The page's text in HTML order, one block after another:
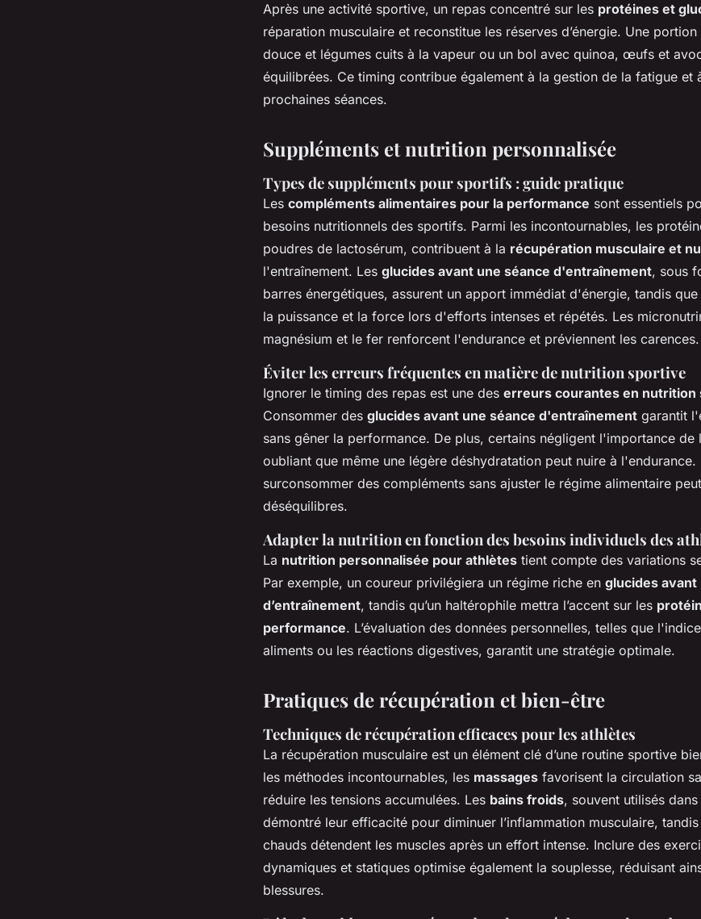
Après une activité sportive, un repas concentré sur les protéines et
réparation musculaire et reconstitue les réserves d’énergie. Une
douce et légumes cuits à la vapeur ou un bol avec quinoa, œufs et
équilibrées. Ce timing contribue également à la gestion de la fatigue et
prochaines séances.
Suppléments et nutrition personnalisée
Types de suppléments pour sportifs : guide pratique
Les compléments alimentaires pour la performance sont essentiels
besoins nutritionnels des sportifs. Parmi les incontournables, les
poudres de lactosérum, contribuent à la récupération musculaire et
l'entraînement. Les glucides avant une séance d'entraînement, sous
barres énergétiques, assurent un apport immédiat d'énergie, tandis
la puissance et la force lors d'efforts intenses et répétés. Les
magnésium et le fer renforcent l'endurance et préviennent les carences.
Éviter les erreurs fréquentes en matière de nutrition sportive
Ignorer le timing des repas est une des erreurs courantes en nutrition
Consommer des glucides avant une séance d'entraînement garantit
sans gêner la performance. De plus, certains négligent l'importance de
oubliant que même une légère déshydratation peut nuire à l'endurance.
surconsommer des compléments sans ajuster le régime alimentaire
déséquilibres.
Adapter la nutrition en fonction des besoins individuels des
La nutrition personnalisée pour athlètes tient compte des variations
Par exemple, un coureur privilégiera un régime riche en glucides avant
d’entraînement, tandis qu’un haltérophile mettra l’accent sur les
performance. L’évaluation des données personnelles, telles que
aliments ou les réactions digestives, garantit une stratégie optimale.
Pratiques de récupération et bien-être
Techniques de récupération efficaces pour les athlètes
La récupération musculaire est un élément clé d’une routine sportive
les méthodes incontournables, les massages favorisent la circulation
réduire les tensions accumulées. Les bains froids, souvent utilisés
démontré leur efficacité pour diminuer l’inflammation musculaire,
chauds détendent les muscles après un effort intense. Inclure des
dynamiques et statiques optimise également la souplesse, réduisant
blessures.